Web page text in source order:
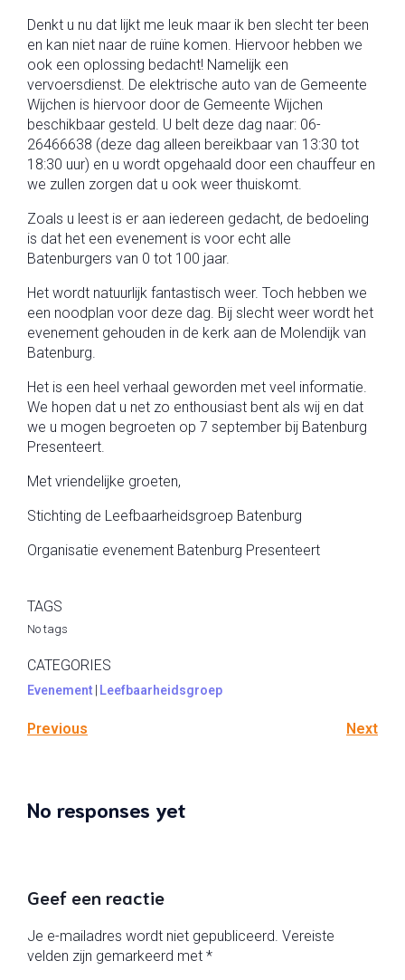
Denkt u nu dat lijkt me leuk maar ik ben slecht ter been
en kan niet naar de ruïne komen. Hiervoor hebben we
ook een oplossing bedacht! Namelijk een
vervoersdienst. De elektrische auto van de Gemeente
Wijchen is hiervoor door de Gemeente Wijchen
beschikbaar gesteld. U belt deze dag naar: 06-
26466638 (deze dag alleen bereikbaar van 13:30 tot
18:30 uur) en u wordt opgehaald door een chauffeur en
we zullen zorgen dat u ook weer thuiskomt.
Zoals u leest is er aan iedereen gedacht, de bedoeling
is dat het een evenement is voor echt alle
Batenburgers van 0 tot 100 jaar.
Het wordt natuurlijk fantastisch weer. Toch hebben we
een noodplan voor deze dag. Bij slecht weer wordt het
evenement gehouden in de kerk aan de Molendijk van
Batenburg.
Het is een heel verhaal geworden met veel informatie.
We hopen dat u net zo enthousiast bent als wij en dat
we u mogen begroeten op 7 september bij Batenburg
Presenteert.
Met vriendelijke groeten,
Stichting de Leefbaarheidsgroep Batenburg
Organisatie evenement Batenburg Presenteert
TAGS
No tags
CATEGORIES
Evenement Leefbaarheidsgroep
Previous Next
No responses yet
Geef een reactie
Je e-mailadres wordt niet gepubliceerd. Vereiste
velden zijn gemarkeerd met *